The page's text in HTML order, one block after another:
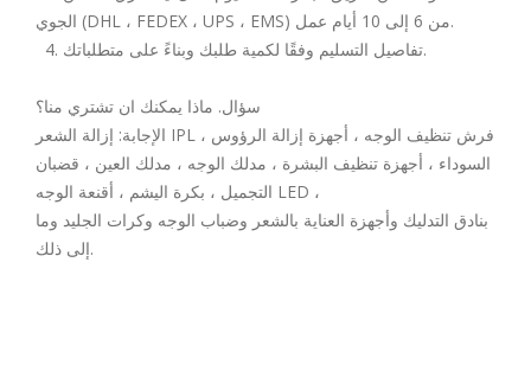
الجوي (DHL ، FEDEX ، UPS ، EMS) من 6 إلى 10 أيام عمل.
4. تفاصيل التسليم وفقًا لكمية طلبك وبناءً على متطلباتك.
سؤال. ماذا يمكنك ان تشتري منا؟
الإجابة: إزالة الشعر IPL ، فرش تنظيف الوجه ، أجهزة إزالة الرؤوس
السوداء ، أجهزة تنظيف البشرة ، مدلك الوجه ، مدلك العين ، قضبان
التجميل ، بكرة اليشم ، أقنعة الوجه LED ،
بنادق التدليك وأجهزة العناية بالشعر وضباب الوجه وكرات الجليد وما
إلى ذلك.